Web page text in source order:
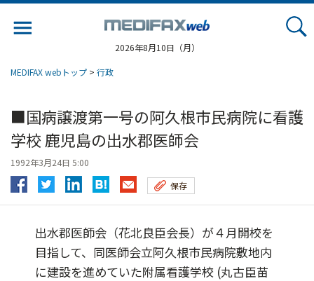
2026年8月10日（月）
MEDIFAX webトップ > 行政
■国病譲渡第一号の阿久根市民病院に看護
学校 鹿児島の出水郡医師会
1992年3月24日 5:00
保存
出水郡医師会（花北良臣会長）が４月開校を
目指して、同医師会立阿久根市民病院敷地内
に建設を進めていた附属看護学校 (丸古臣苗